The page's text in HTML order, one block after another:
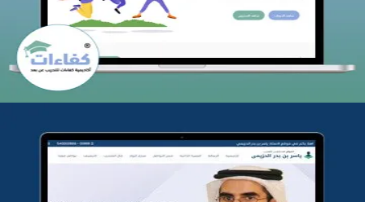
التفاصيل
تطوير موقع المدرب ياسر الحزيمي